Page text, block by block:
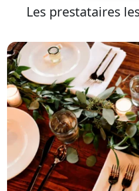
Les prestataires